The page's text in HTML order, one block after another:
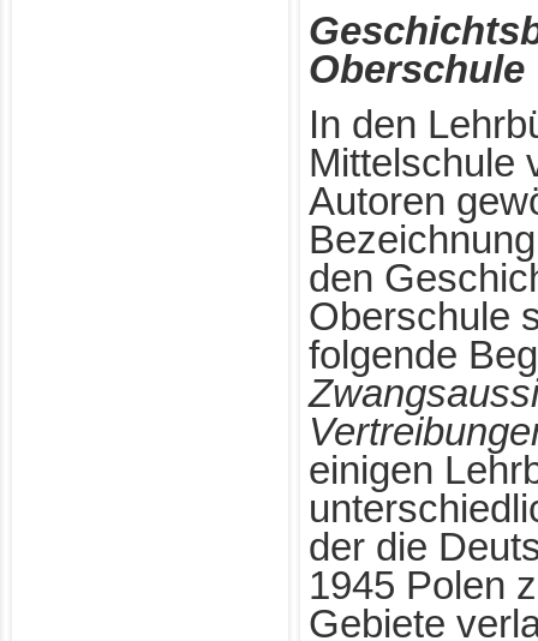
Oberschule
In den
Mittelschule
Autoren
den
Oberschule
folgende
einigen
der die
1945 Polen
Gebiete